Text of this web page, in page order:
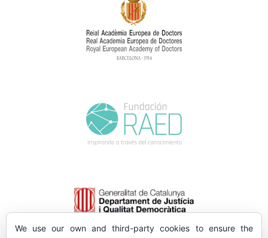
We use our own and third-party cookies to ensure the